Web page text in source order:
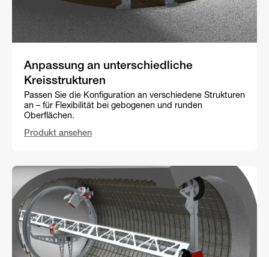
Anpassung an unterschiedliche
Kreisstrukturen
Passen Sie die Konfiguration an verschiedene Strukturen
an – für Flexibilität bei gebogenen und runden
Oberflächen.
Produkt ansehen